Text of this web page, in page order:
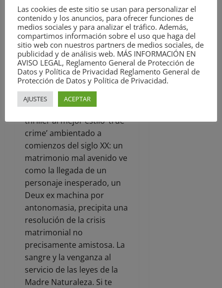
interpretan el sábado 11 a
las 20 horas La Danza de la
Muerte, versionada y
dirigida por Edy Asenjo.
Versión de 80 min de la
obra homónima de August
Strindberg. Edy Asenjo
convierte el clásico en un
thriller al mejor estilo ‘true
crime’ ambientado a
comienzos del siglo XX: un
matrimonio mal avenido ve
como la llegada de un
personaje inesperado, un
Deux ex machina por
antonomasia, precipita una
resolución de la crisis
matrimonial no
precisamente amistosa. La
sangre y la venganza al
servicio de las leyes de la
Madre Naturaleza. Si te
Las cookies de este sitio se usan para personalizar el
contenido y los anuncios, para ofrecer funciones de
medios sociales y para analizar el tráfico. Además,
compartimos información sobre el uso que haga del
sitio web con nuestros partners de medios sociales, de
publicidad y de análisis web. MÁS INFORMACIÓN EN
AVISO LEGAL, Reglamento General de Protección de
Datos y Política de Privacidad Reglamento General de
Protección de Datos y Política de Privacidad.
AJUSTES ACEPTAR